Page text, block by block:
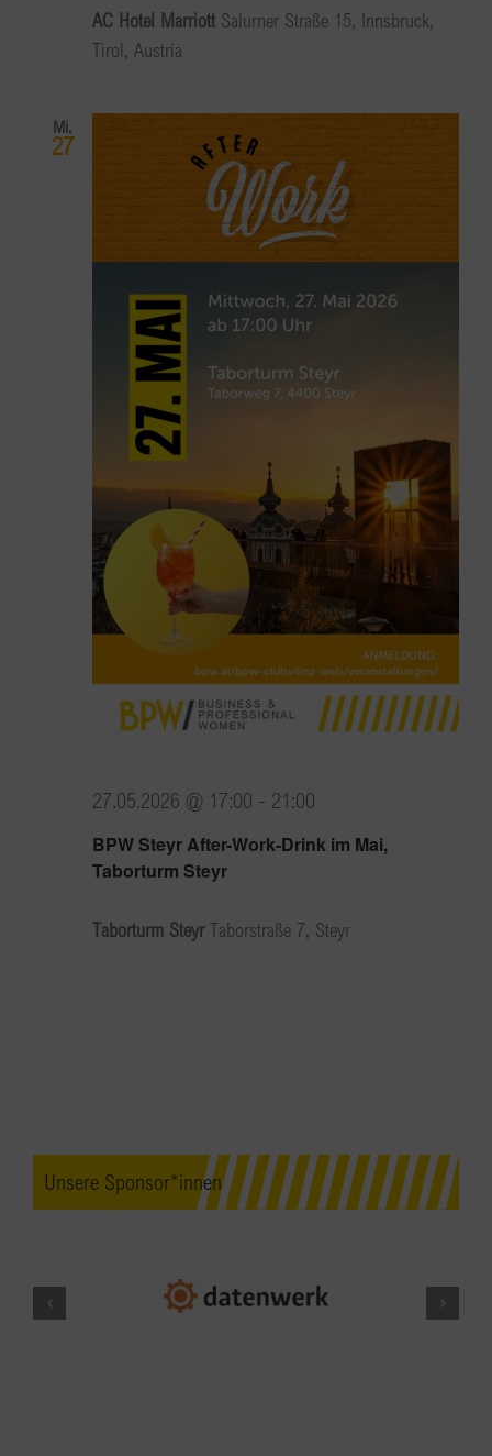
AC Hotel Marriott Salurner Straße 15, Innsbruck,
Tirol, Austria
Mi.
27
BPW Steyr After-Work-Drink im Mai,
Taborturm Steyr
27.05.2026 @ 17:00 - 21:00
Taborturm SteyrTaborstraße 7, Steyr
Unsere Sponsor*innen